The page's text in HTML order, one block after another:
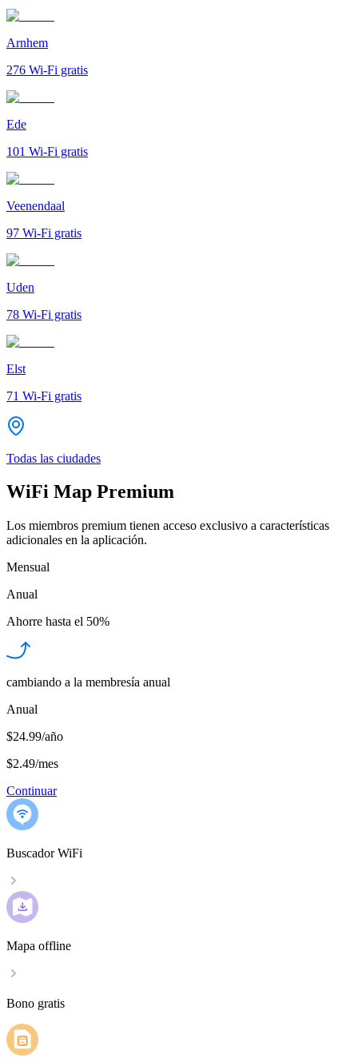
Arnhem
276 Wi-Fi gratis
Ede
101 Wi-Fi gratis
Veenendaal
97 Wi-Fi gratis
Uden
78 Wi-Fi gratis
Elst
71 Wi-Fi gratis
Todas las ciudades
WiFi Map Premium
Los miembros premium tienen acceso exclusivo a características
adicionales en la aplicación.
Mensual
Anual
Ahorre hasta el 50%
cambiando a la membresía anual
Anual
$24.99/año
$2.49/mes
Continuar
Buscador WiFi
Mapa offline
Bono gratis